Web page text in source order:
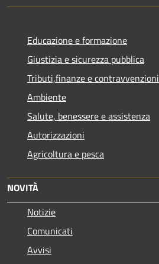
Educazione e formazione
Giustizia e sicurezza pubblica
Tributi,finanze e contravvenzioni
Ambiente
Salute, benessere e assistenza
Autorizzazioni
Agricoltura e pesca
NOVITÀ
Notizie
Comunicati
Avvisi